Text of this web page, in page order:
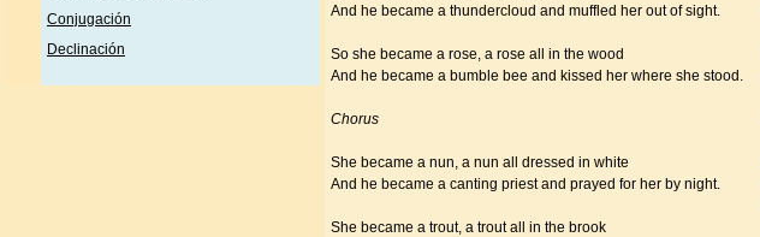
Conjugación
Declinación
And he became a thundercloud and muffled her out of sight.
So she became a rose, a rose all in the wood
And he became a bumble bee and kissed her where she stood.
Chorus
She became a nun, a nun all dressed in white
And he became a canting priest and prayed for her by night.
She became a trout, a trout all in the brook